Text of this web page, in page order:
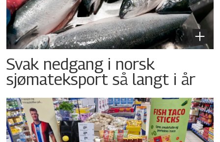
Svak nedgang i norsk
sjømateksport så langt i år